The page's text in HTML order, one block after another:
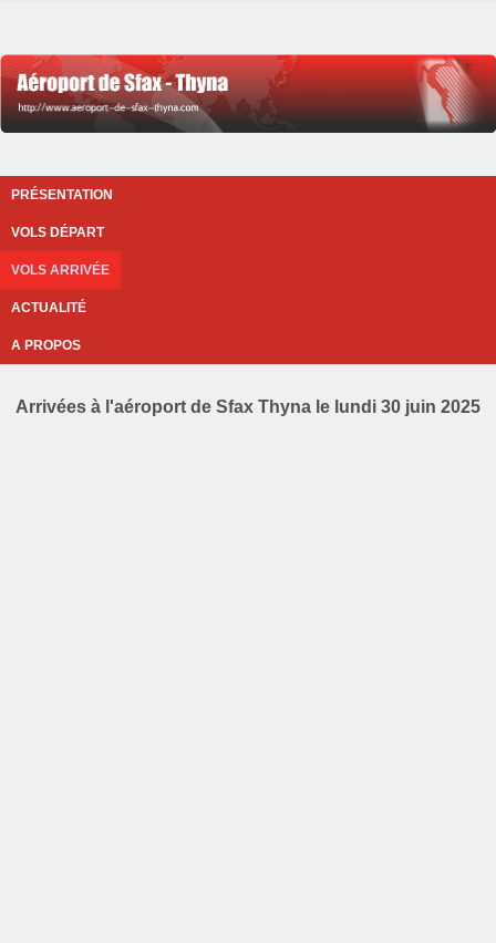
PRÉSENTATION
VOLS DÉPART
VOLS ARRIVÉE
ACTUALITÉ
A PROPOS
Arrivées à l'aéroport de Sfax Thyna le lundi 30 juin 2025